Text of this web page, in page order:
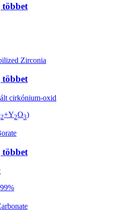
többet
többet
cirkónium-oxid
2+Y2O3)
többet